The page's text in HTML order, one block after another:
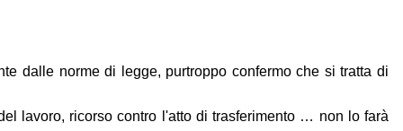
dalle norme di legge, purtroppo confermo che si tratta di
lavoro, ricorso contro l'atto di trasferimento … non lo farà